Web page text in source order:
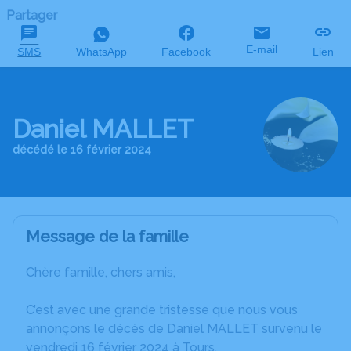
Partager
SMS WhatsApp Facebook E-mail Lien
Daniel MALLET
décédé le 16 février 2024
Message de la famille
Chère famille, chers amis,
C’est avec une grande tristesse que nous vous
annonçons le décès de Daniel MALLET survenu le
vendredi 16 février 2024 à Tours.